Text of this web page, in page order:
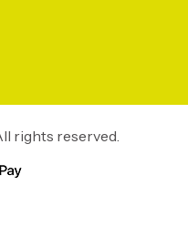
rights reserved.